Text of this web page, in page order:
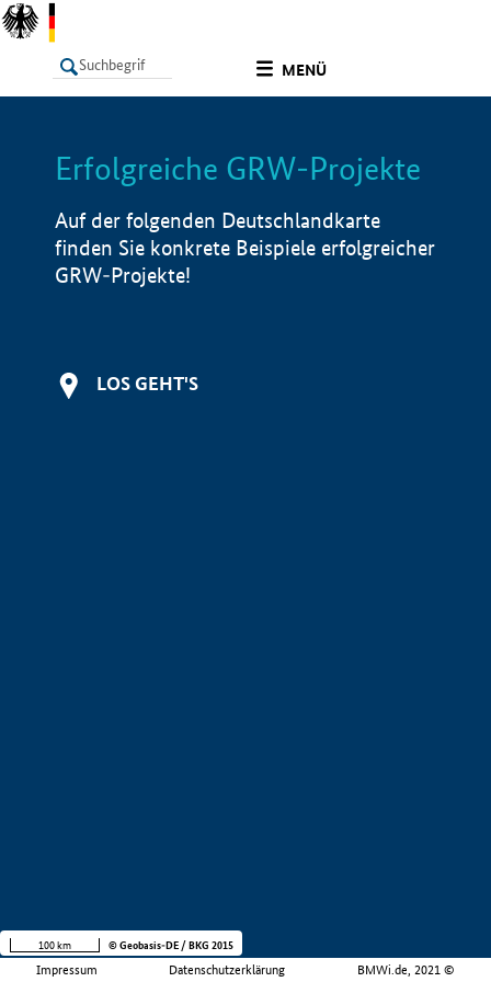
MENÜ
LISTE Info
Erfolgreiche GRW-Projekte
Auf der folgenden Deutschlandkarte
finden Sie konkrete Beispiele erfolgreicher
GRW-Projekte!
LOS GEHT'S
Impressum Datenschutzerklärung BMWi.de, 2021 ©
100 km © Geobasis-DE / BKG 2015